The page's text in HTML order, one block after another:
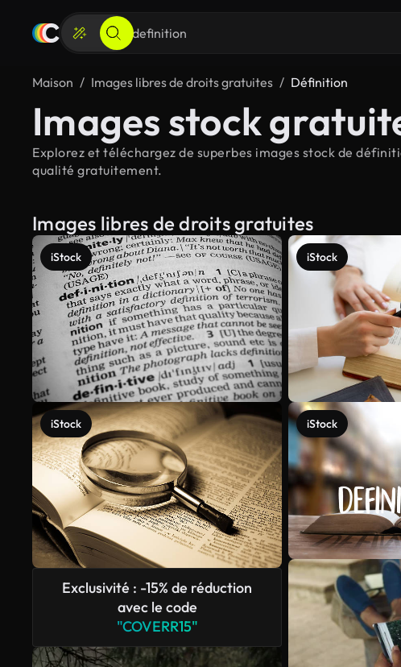
Maison Images libres de droits gratuites Définition
Images stock
Explorez et téléchargez de superbes images stock de
qualité gratuitement.
Images libres de droits gratuites
iStock
iStock
Exclusivité : -15% de réduction
avec le code
"COVERR15"
iStock
iStock